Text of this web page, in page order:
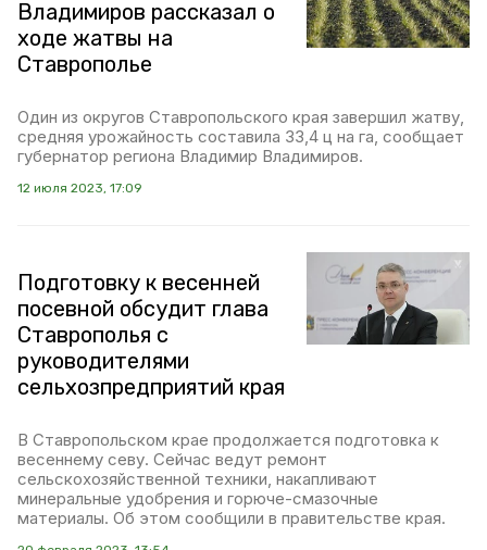
Владимиров рассказал о
ходе жатвы на
Ставрополье
Один из округов Ставропольского края завершил жатву,
средняя урожайность составила 33,4 ц на га, сообщает
губернатор региона Владимир Владимиров.
12 июля 2023, 17:09
Подготовку к весенней
посевной обсудит глава
Ставрополья с
руководителями
сельхозпредприятий края
В Ставропольском крае продолжается подготовка к
весеннему севу. Сейчас ведут ремонт
сельскохозяйственной техники, накапливают
минеральные удобрения и горюче-смазочные
материалы. Об этом сообщили в правительстве края.